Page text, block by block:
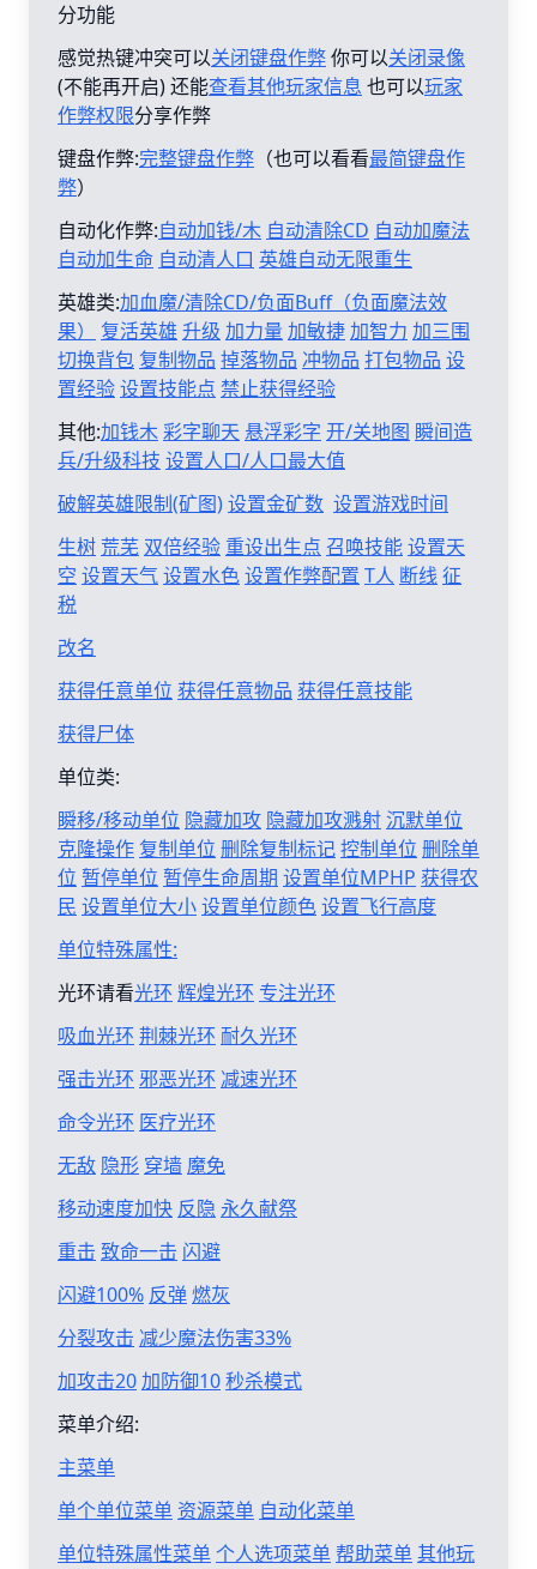
分功能
感觉热键冲突可以关闭键盘作弊你可以关闭录像
(不能再开启) 还能查看其他玩家信息 也可以玩家
作弊权限分享作弊
键盘作弊:完整键盘作弊 （也可以看看最简键盘作
弊）
自动化作弊:自动加钱/木 自动清除CD 自动加魔法
自动加生命 自动清人口 英雄自动无限重生
英雄类:加血魔/清除CD/负面Buff（负面魔法效
果）
复活英雄 升级 加力量 加敏捷加智力 加三围
切换背包 复制物品 掉落物品 冲物品 打包物品 设
置经验设置技能点 禁止获得经验
其他:加钱木彩字聊天 悬浮彩字 开/关地图 瞬间造
兵/升级科技 设置人口/人口最大值
破解英雄限制(矿图)设置金矿数 设置游戏时间
生树 荒芜 双倍经验 重设出生点 召唤技能设置天
空 设置天气设置水色设置作弊配置 T人 断线征
税
改名
获得任意单位 获得任意物品 获得任意技能
获得尸体
单位类:
瞬移/移动单位 隐藏加攻 隐藏加攻溅射沉默单位
克隆操作 复制单位 删除复制标记控制单位 删除单
位 暂停单位 暂停生命周期 设置单位MPHP 获得农
民 设置单位大小设置单位颜色设置飞行高度
单位特殊属性:
光环请看光环 辉煌光环 专注光环
吸血光环 荆棘光环 耐久光环
强击光环 邪恶光环 减速光环
命令光环 医疗光环
无敌 隐形 穿墙 魔免
移动速度加快 反隐 永久献祭
重击 致命一击 闪避
闪避100% 反弹燃灰
分裂攻击 减少魔法伤害33%
加攻击20加防御10秒杀模式
菜单介绍:
主菜单
单个单位菜单 资源菜单 自动化菜单
单位特殊属性菜单个人选项菜单帮助菜单其他玩